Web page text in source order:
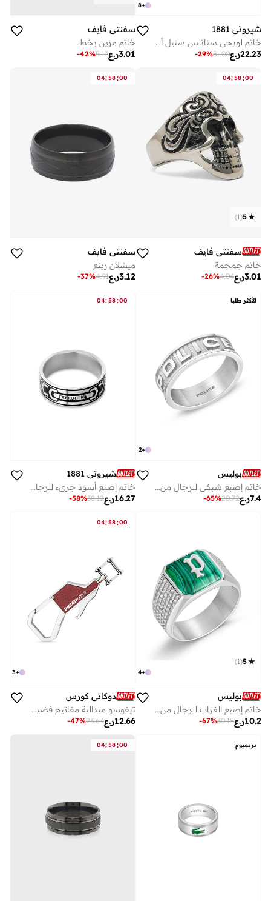
+
8
شيروتي 1881
خاتم لويجي ستانلس ستيل أسود للرجال ٦٢ مم
ر.ع22.23
31.00
-29%
سفنتي فايف
خاتم مزين بخط
ر.ع3.01
5.13
-42%
04:58:00
5
(
1
)
سفنتي فايف
خاتم جمجمة
ر.ع3.01
4.04
-26%
04:58:00
سفنتي فايف
ميشلان رينغ
ر.ع3.12
4.91
-37%
الأكثر طلبا
+
2
بوليس
خاتم إصبع شبكي للرجال من الفولاذ المقاوم للصدأ بشعار
ر.ع7.4
20.72
-65%
04:58:00
شيروتي 1881
خاتم إصبع أسود جريء للرجال 64
ر.ع16.27
38.12
-58%
+
4
5
(
1
)
بوليس
خاتم إصبع الغراب للرجال من الفولاذ المقاوم للصدأ مع الملكيت
ر.ع10.2
30.18
-67%
04:58:00
+
3
دوكاتي كورس
تيفوسو ميدالية مفاتيح فضية بجلد أحمر للرجال
ر.ع12.66
23.64
-47%
بريميوم 04:58:00